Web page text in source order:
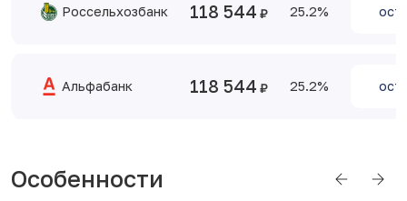
Россельхозбанк 118 544 25.2
Альфабанк 118 544 25.2
Особенности